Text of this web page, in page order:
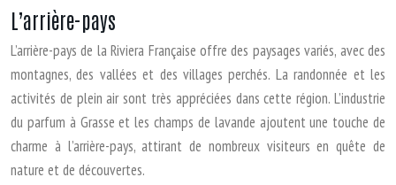
L’arrière-pays
L’arrière-pays de la Riviera Française offre des paysages variés, avec des
montagnes, des vallées et des villages perchés. La randonnée et les
activités de plein air sont très appréciées dans cette région. L’industrie
du parfum à Grasse et les champs de lavande ajoutent une touche de
charme à l’arrière-pays, attirant de nombreux visiteurs en quête de
nature et de découvertes.